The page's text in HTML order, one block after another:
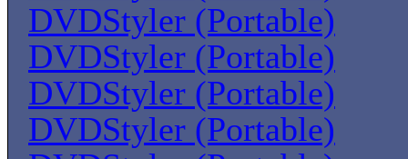
DVDStyler (Portable)
DVDStyler (Portable)
DVDStyler (Portable)
DVDStyler (Portable)